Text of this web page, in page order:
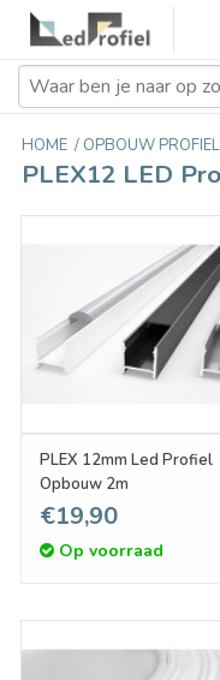
HOME / OPBOUW PROFIEL
PLEX12 LED
PLEX 12mm Led Profiel
Opbouw 2m
€19,90
Op voorraad